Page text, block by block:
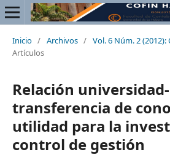
Inicio / Archivos / Vol. 6 Núm. 2 (2012):
Artículos
Relación
transferencia de
utilidad para la
control de gestión